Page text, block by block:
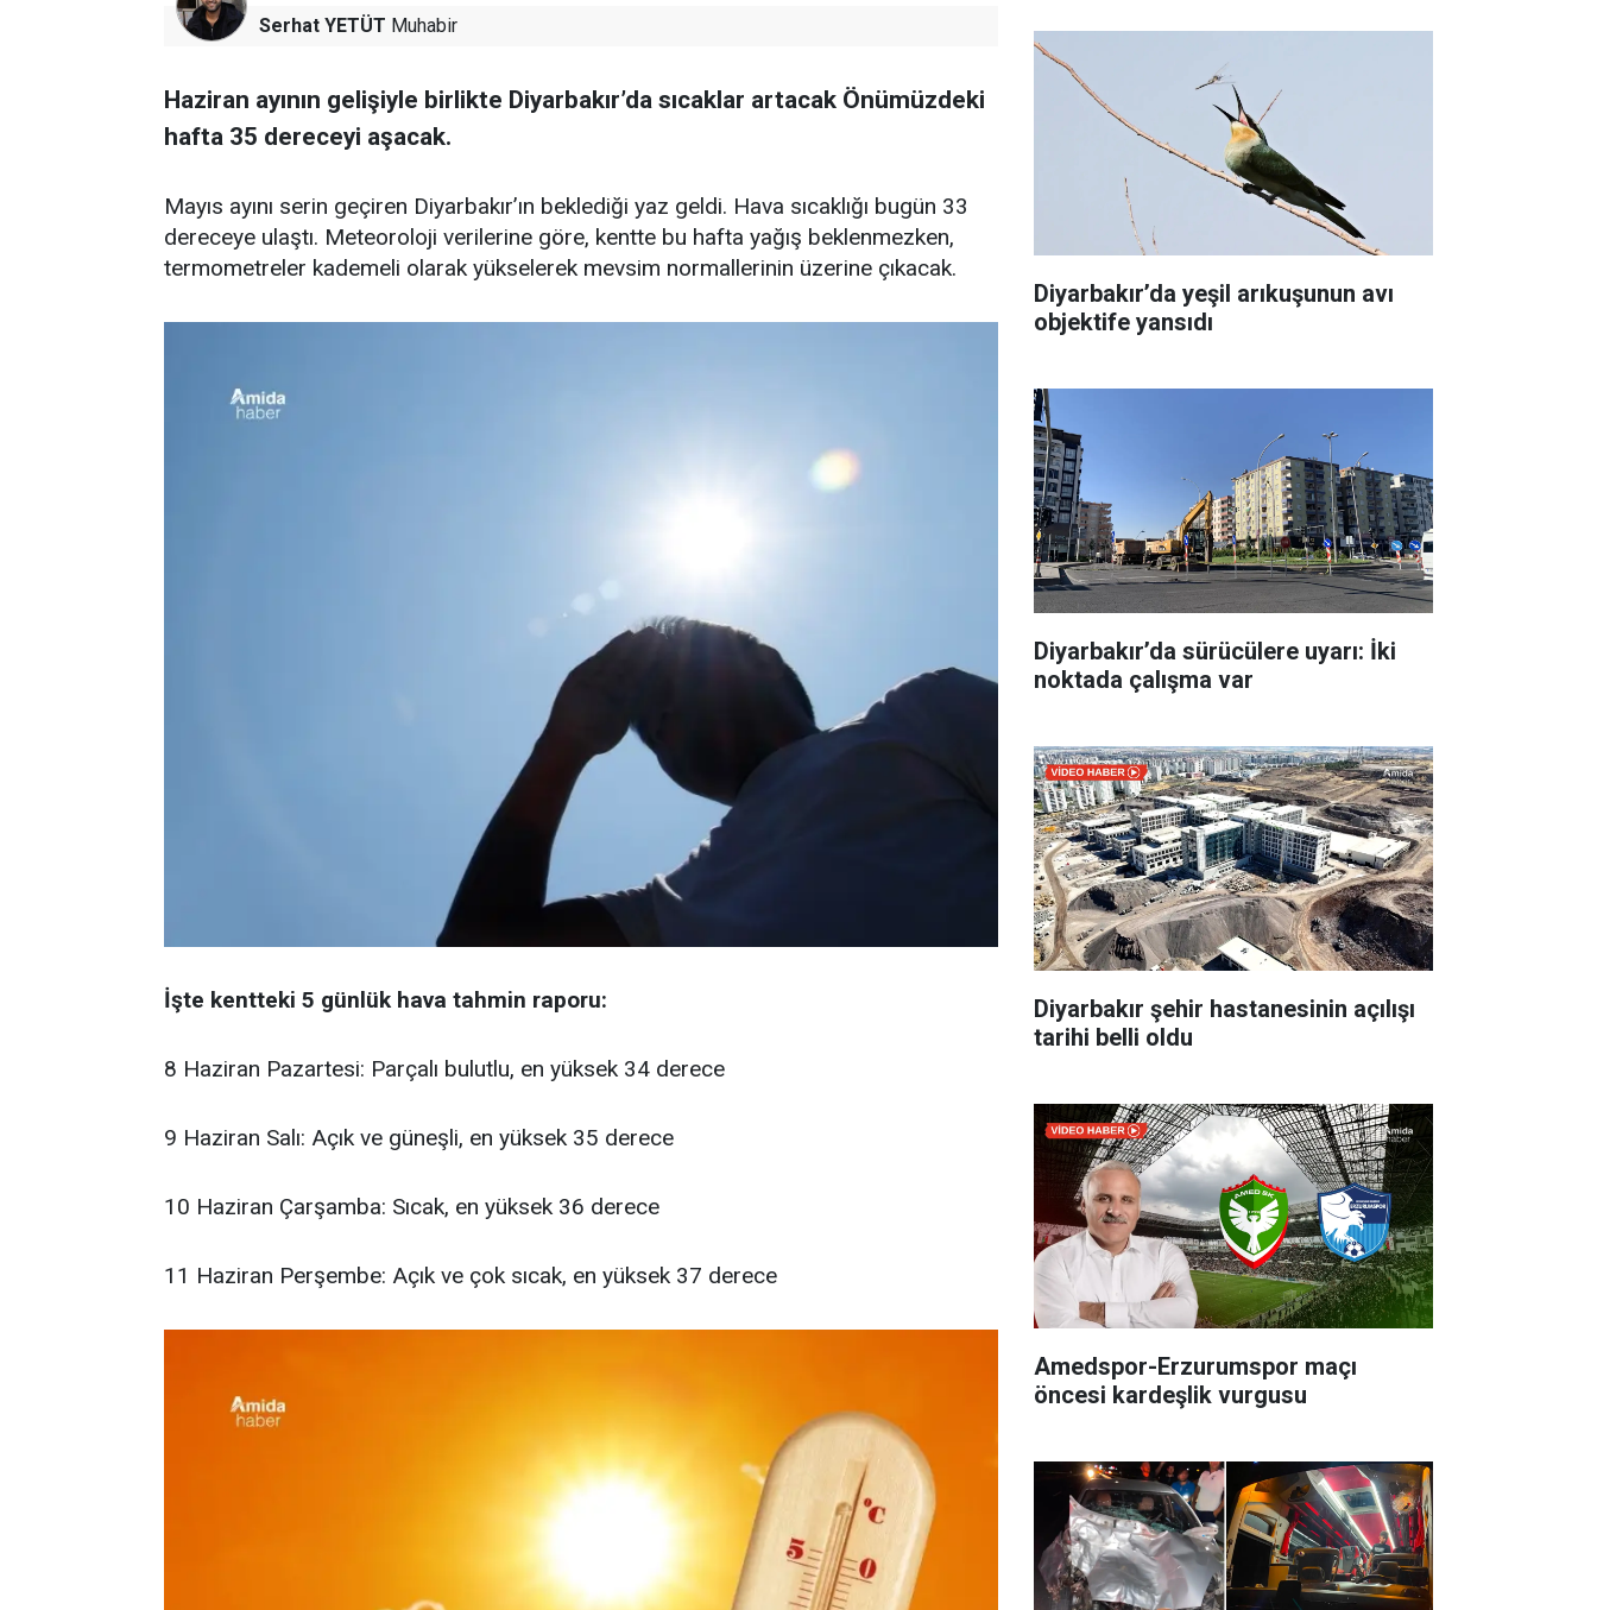
Serhat YETÜT Muhabir
Haziran ayının gelişiyle birlikte Diyarbakır’da sıcaklar artacak Önümüzdeki
hafta 35 dereceyi aşacak.
Mayıs ayını serin geçiren Diyarbakır’ın beklediği yaz geldi. Hava sıcaklığı bugün 33
dereceye ulaştı. Meteoroloji verilerine göre, kentte bu hafta yağış beklenmezken,
termometreler kademeli olarak yükselerek mevsim normallerinin üzerine çıkacak.
İşte kentteki 5 günlük hava tahmin raporu:
8 Haziran Pazartesi: Parçalı bulutlu, en yüksek 34 derece
9 Haziran Salı: Açık ve güneşli, en yüksek 35 derece
10 Haziran Çarşamba: Sıcak, en yüksek 36 derece
11 Haziran Perşembe: Açık ve çok sıcak, en yüksek 37 derece
Diyarbakır’da yeşil arıkuşunun avı
objektife yansıdı
Diyarbakır’da sürücülere uyarı: İki
noktada çalışma var
Diyarbakır şehir hastanesinin açılışı
tarihi belli oldu
Amedspor-Erzurumspor maçı
öncesi kardeşlik vurgusu